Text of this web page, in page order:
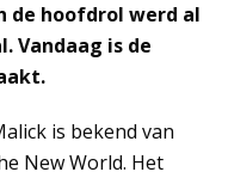
de hoofdrol werd al
Vandaag is de
is bekend van
New World. Het